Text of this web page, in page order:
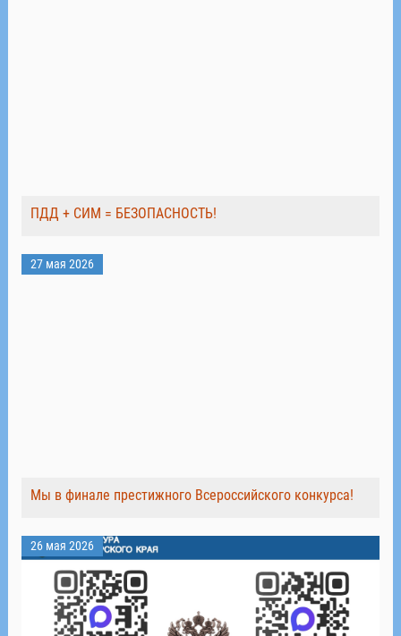
ПДД + СИМ = БЕЗОПАСНОСТЬ!
27 мая 2026
Мы в финале престижного Всероссийского конкурса!
26 мая 2026